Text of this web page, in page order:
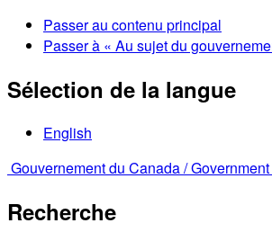
Passer au contenu principal
Passer à « Au sujet du
Sélection de la langue
English
Gouvernement du Canada /
Recherche